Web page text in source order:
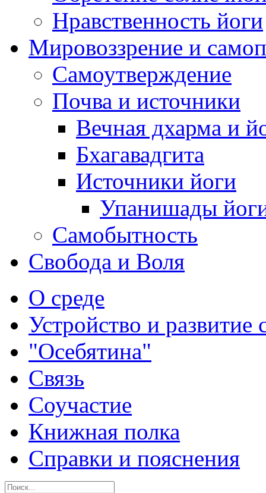
Нравственность йоги
Мировоззрение и
Самоутверждение
Почва и источники
Вечная дхарма и
Бхагавадгита
Источники йоги
Упанишады
Самобытность
Свобода и Воля
О среде
Устройство и развитие
"Осебятина"
Связь
Соучастие
Книжная полка
Справки и пояснения